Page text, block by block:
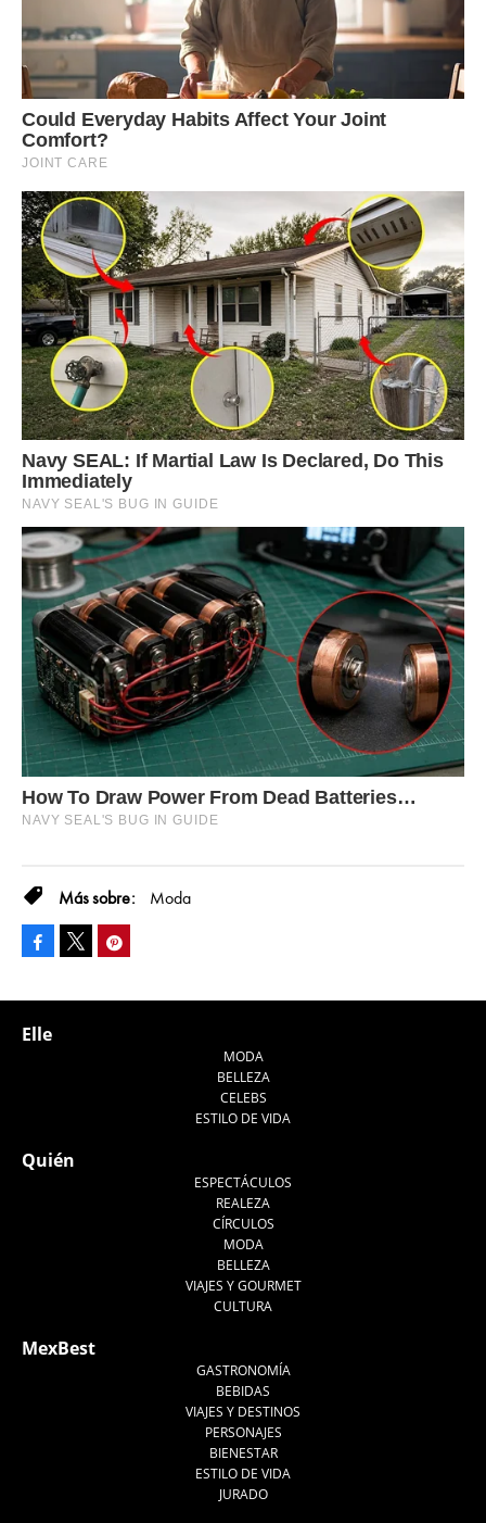
Moda
Facebook
Elle
MODA
BELLEZA
CELEBS
ESTILO DE VIDA
Quién
ESPECTÁCULOS
REALEZA
CÍRCULOS
MODA
BELLEZA
VIAJES Y GOURMET
CULTURA
MexBest
GASTRONOMÍA
BEBIDAS
VIAJES Y DESTINOS
PERSONAJES
BIENESTAR
ESTILO DE VIDA
JURADO